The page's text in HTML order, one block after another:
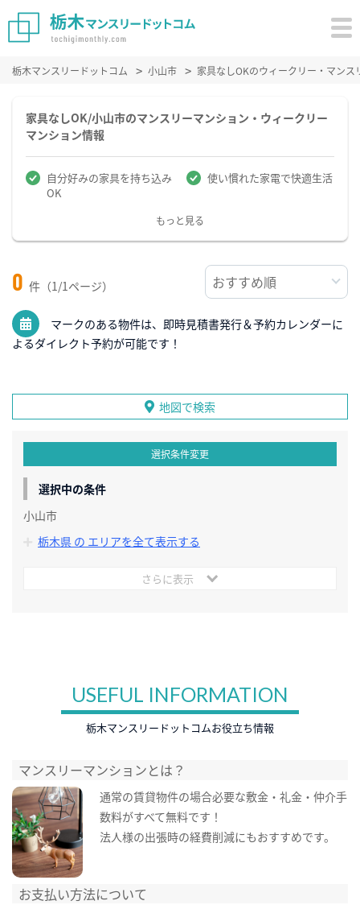
栃木マンスリードットコム 小山市 家具なしOKのウィークリー・マン
家具なしOK/小山市のマンスリーマンション・ウィークリー
マンション情報
自分好みの家具を持ち込み
OK
使い慣れた家電で快適生活
もっと見る
0 件（1/1ページ）
マークのある物件は、即時見積書発行＆予約カレンダーに
よるダイレクト予約が可能です！
地図で検索
選択条件変更
選択中の条件
小山市
栃木県 の エリアを全て表示する
さらに表示
USEFUL INFORMATION
栃木マンスリードットコムお役立ち情報
マンスリーマンションとは？
通常の賃貸物件の場合必要な敷金・礼金・仲介手
数料がすべて無料です！
法人様の出張時の経費削減にもおすすめです。
お支払い方法について